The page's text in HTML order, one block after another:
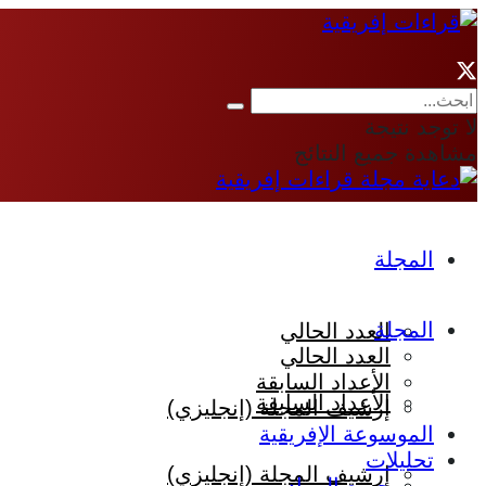
لا توجد نتيجة
مشاهدة جميع النتائج
المجلة
العدد الحالي
الأعداد السابقة
إرشيف المجلة (إنجليزي)
المجلة
العدد الحالي
الأعداد السابقة
إرشيف المجلة (إنجليزي)
الموسوعة الإفريقية
تحليلات